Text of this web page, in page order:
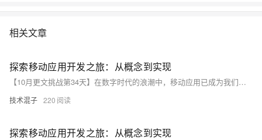
相关文章
探索移动应用开发之旅：从概念到实现
【10月更文挑战第34天】在数字时代的浪潮中，移动应用已成为我们日常生活的一部分。本文将带你走进移动应用开发的世界，探索如何将一个简单想法转化为现实中的应用程序。我们将讨论移动操作系统的基本知识、开发环境的搭建、用户界面设计原则，以及如何通过编程逻辑实现功能。无论你是初学者还是有一定基础的开发者，这篇文章都将为你提供宝贵的见解和指导。让我们一起踏上这段旅程，解锁移动应用开发的无限可能！
技术混子 220
探索移动应用开发之旅：从概念到实现